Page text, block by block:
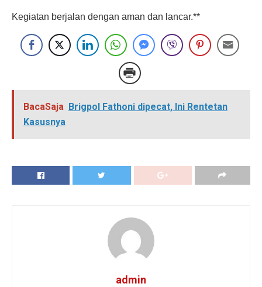
Kegiatan berjalan dengan aman dan lancar.**
BacaSaja Brigpol Fathoni dipecat, Ini Rentetan
Kasusnya
admin